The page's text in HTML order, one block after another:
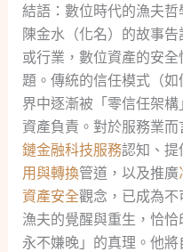
結語：數位時代的漁夫哲
陳金水（化名）的故事
或行業，數位資產的安
題。傳統的信任模式（
界中逐漸被「零信任架
資產負責。對於服務業
鏈金融科技服務認知、提
用與轉換管道，以及推廣
資產安全觀念，已成為
漁夫的覺醒與重生，恰
永不嫌晚」的真理。他